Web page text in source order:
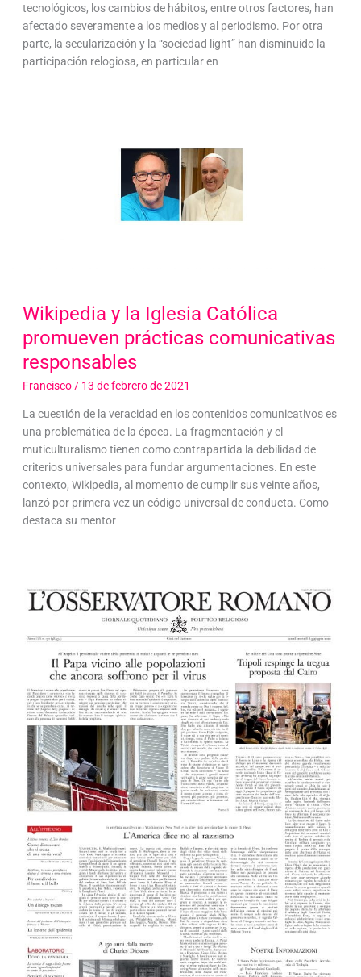
tecnológicos, los cambios de hábitos, entre otros factores, han
afectado severamente a los medios y al periodismo. Por otra
parte, la secularización y la “sociedad light” han disminuido la
participación relogiosa, en particular en
Wikipedia y la Iglesia Católica
promueven prácticas comunicativas
responsables
Francisco/ 13 de febrero de 2021
La cuestión de la veracidad en los contenidos comunicativos es
una problemática de la época. La fragmentación y el
muticulturalismo tienen como contrapartida la debilidad de
criterios universales para fundar argumentaciones. En este
contexto, Wikipedia, al momento de cumplir sus veinte años,
lanzó por primera vez un código universal de conducta. Como
destaca su mentor